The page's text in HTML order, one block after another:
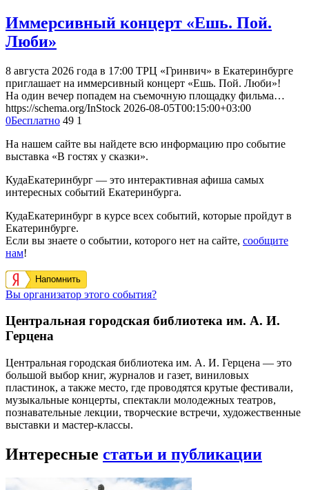
Иммерсивный концерт «Ешь. Пой.
Люби»
8 августа 2026 года в 17:00 ТРЦ «Гринвич» в Екатеринбурге
приглашает на иммерсивный концерт «Ешь. Пой. Люби»!
На один вечер попадем на съемочную площадку фильма…
https://schema.org/InStock 2026-08-05T00:15:00+03:00
0Бесплатно 49 1
На нашем сайте вы найдете всю информацию про событие
выставка «В гостях у сказки».
КудаЕкатеринбург — это интерактивная афиша самых
интересных событий Екатеринбурга.
КудаЕкатеринбург в курсе всех событий, которые пройдут в
Екатеринбурге.
Если вы знаете о событии, которого нет на сайте, сообщите
нам!
Напомнить
Вы организатор этого события?
Центральная городская библиотека им. А. И.
Герцена
Центральная городская библиотека им. А. И. Герцена — это
большой выбор книг, журналов и газет, виниловых
пластинок, а также место, где проводятся крутые фестивали,
музыкальные концерты, спектакли молодежных театров,
познавательные лекции, творческие встречи, художественные
выставки и мастер-классы.
Интересные статьи и публикации